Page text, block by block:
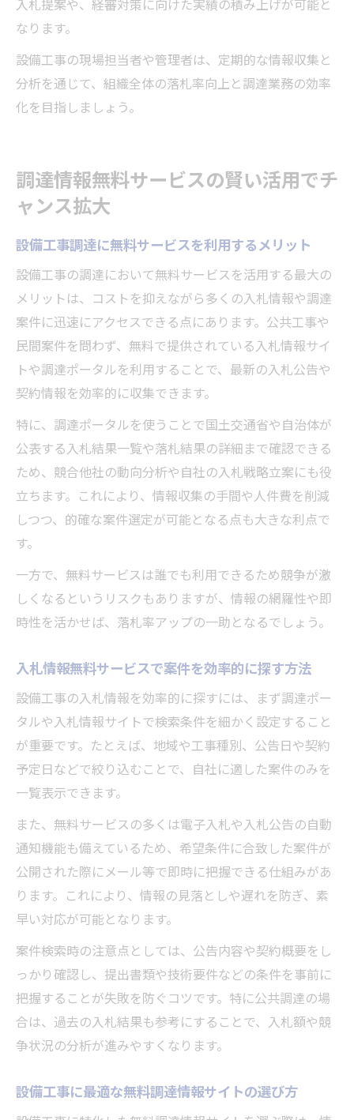
入札提案や、経審対策に向けた実績の積み上げが可能と
なります。
設備工事の現場担当者や管理者は、定期的な情報収集と
分析を通じて、組織全体の落札率向上と調達業務の効率
化を目指しましょう。
調達情報無料サービスの賢い活用でチ
ャンス拡大
設備工事調達に無料サービスを利用するメリット
設備工事の調達において無料サービスを活用する最大の
メリットは、コストを抑えながら多くの入札情報や調達
案件に迅速にアクセスできる点にあります。公共工事や
民間案件を問わず、無料で提供されている入札情報サイ
トや調達ポータルを利用することで、最新の入札公告や
契約情報を効率的に収集できます。
特に、調達ポータルを使うことで国土交通省や自治体が
公表する入札結果一覧や落札結果の詳細まで確認できる
ため、競合他社の動向分析や自社の入札戦略立案にも役
立ちます。これにより、情報収集の手間や人件費を削減
しつつ、的確な案件選定が可能となる点も大きな利点で
す。
一方で、無料サービスは誰でも利用できるため競争が激
しくなるというリスクもありますが、情報の網羅性や即
時性を活かせば、落札率アップの一助となるでしょう。
入札情報無料サービスで案件を効率的に探す方法
設備工事の入札情報を効率的に探すには、まず調達ポー
タルや入札情報サイトで検索条件を細かく設定すること
が重要です。たとえば、地域や工事種別、公告日や契約
予定日などで絞り込むことで、自社に適した案件のみを
一覧表示できます。
また、無料サービスの多くは電子入札や入札公告の自動
通知機能も備えているため、希望条件に合致した案件が
公開された際にメール等で即時に把握できる仕組みがあ
ります。これにより、情報の見落としや遅れを防ぎ、素
早い対応が可能となります。
案件検索時の注意点としては、公告内容や契約概要をし
っかり確認し、提出書類や技術要件などの条件を事前に
把握することが失敗を防ぐコツです。特に公共調達の場
合は、過去の入札結果も参考にすることで、入札額や競
争状況の分析が進みやすくなります。
設備工事に最適な無料調達情報サイトの選び方